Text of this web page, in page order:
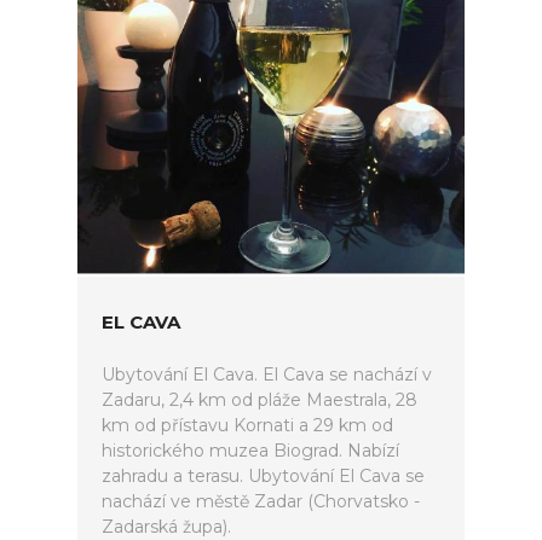
EL CAVA
Ubytování El Cava. El Cava se nachází v
Zadaru, 2,4 km od pláže Maestrala, 28
km od přístavu Kornati a 29 km od
historického muzea Biograd. Nabízí
zahradu a terasu. Ubytování El Cava se
nachází ve městě Zadar (Chorvatsko -
Zadarská župa).